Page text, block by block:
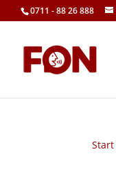
0711 - 88 26 888
Start